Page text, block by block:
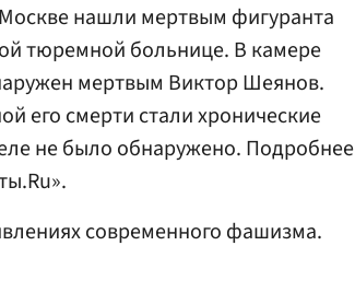
нашли мертвым фигуранта
тюремной больнице. В камере
мертвым Виктор Шеянов.
его смерти стали хронические
не было обнаружено. Подробнее
современного фашизма.